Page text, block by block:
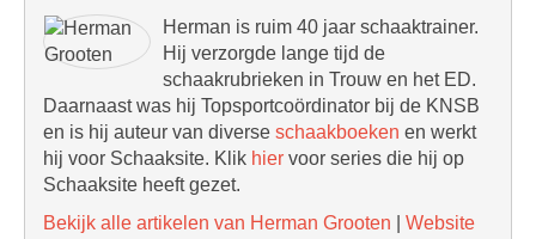
Herman is ruim 40 jaar schaaktrainer.
Hij verzorgde lange tijd de
schaakrubrieken in Trouw en het ED.
Daarnaast was hij Topsportcoördinator bij de KNSB
en is hij auteur van diverse schaakboeken en werkt
hij voor Schaaksite. Klik hier voor series die hij op
Schaaksite heeft gezet.
Bekijk alle artikelen van Herman Grooten
Website